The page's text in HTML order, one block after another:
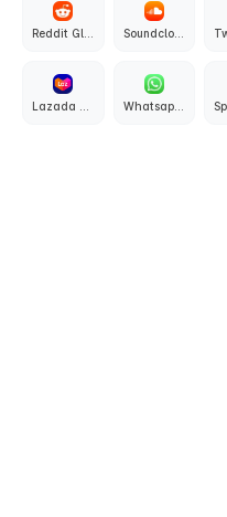
Soundcloud Global
Whatsapp Global